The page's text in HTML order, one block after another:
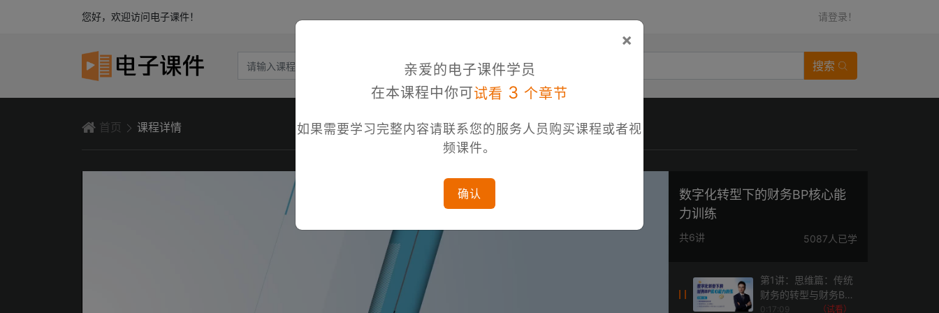
您好，欢迎访问电子课件！ 请登录！
搜索
首页 课程详情
数字化转型下的财务BP核心能
力训练
共6讲 5087人已学
第1讲：思维篇：传统
财务的转型与财务BP
基础
0:17:09 （试看）
×
亲爱的电子课件学员
在本课程中你可试看 3 个章节
如果需要学习完整内容请联系您的服务人员购买课程或者视
频课件。
确认